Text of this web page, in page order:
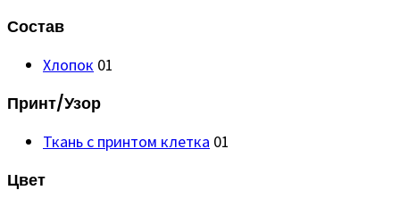
Состав
Хлопок 01
Принт/Узор
Ткань с принтом клетка 01
Цвет